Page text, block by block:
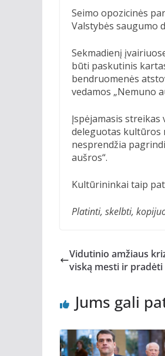
Seimo opozicinės
Valstybės saugumo
Sekmadienį
būti paskutinis
bendruomenės
vedamos „Nemuno
Įspėjamasis
deleguotas kultūros
nesprendžia
aušros“.
Kultūrininkai taip
Platinti, skelbti,
Vidutinio amžiaus
viską mesti ir pradėti
Jums gali